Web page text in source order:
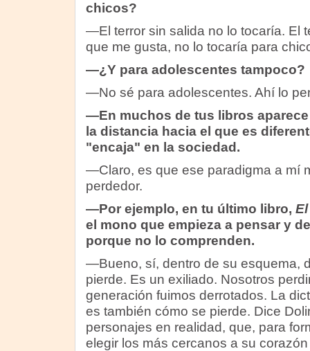
chicos?
—El terror sin salida no lo tocaría. El
que me gusta, no lo tocaría para
—¿Y para adolescentes tampoco?
—No sé para adolescentes. Ahí lo
—En muchos de tus libros aparece
la distancia hacia el que es
"encaja" en la sociedad.
—Claro, es que ese paradigma a mí
perdedor.
—Por ejemplo, en tu último libro,
el mono que empieza a pensar y
porque no lo comprenden.
—Bueno, sí, dentro de su esquema,
pierde. Es un exiliado. Nosotros
generación fuimos derrotados. La
es también cómo se pierde. Dice
personajes en realidad, que, para
elegir los más cercanos a su